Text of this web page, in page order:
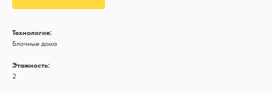
Технология:
Блочные дома
Этажность:
2